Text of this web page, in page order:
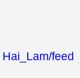
Hai_Lam/feed